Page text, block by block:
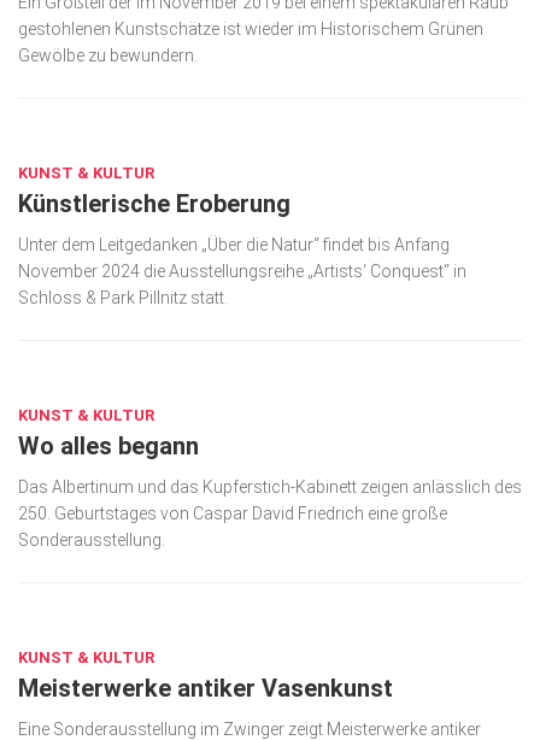
Kunst & Kultur
Podcast
Top Branchen
SACHSEN IN PARIS
gestohlenen Kunstschätze ist wieder im Historischem Grünen
Gewölbe zu bewundern.
KUNST & KULTUR
Künstlerische Eroberung
Unter dem Leitgedanken „Über die Natur“ findet bis Anfang
November 2024 die Ausstellungsreihe „Artists‘ Conquest“ in
Schloss & Park Pillnitz statt.
KUNST & KULTUR
Wo alles begann
Das Albertinum und das Kupferstich-Kabinett zeigen anlässlich des
250. Geburtstages von Caspar David Friedrich eine große
Sonderausstellung.
KUNST & KULTUR
Meisterwerke antiker Vasenkunst
Eine Sonderausstellung im Zwinger zeigt Meisterwerke antiker